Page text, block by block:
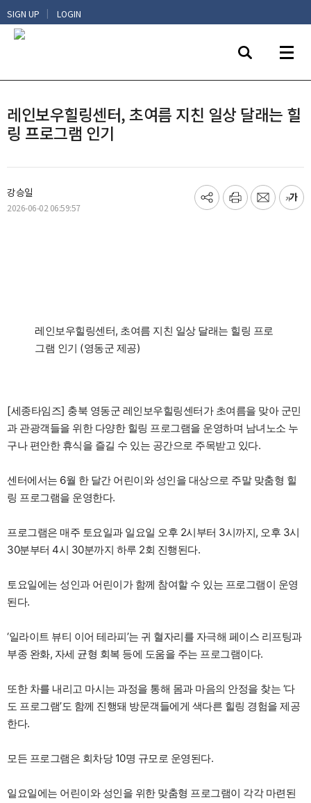
SIGN UP | LOGIN
레인보우힐링센터, 초여름 지친 일상 달래는 힐
링 프로그램 인기
강승일
2026-06-02 06:59:57
기
프
메
글
레인보우힐링센터, 초여름 지친 일상 달래는 힐링 프로
그램 인기 (영동군 제공)
[세종타임즈] 충북 영동군 레인보우힐링센터가 초여름을 맞아 군민
과 관광객들을 위한 다양한 힐링 프로그램을 운영하며 남녀노소 누
구나 편안한 휴식을 즐길 수 있는 공간으로 주목받고 있다.
센터에서는 6월 한 달간 어린이와 성인을 대상으로 주말 맞춤형 힐
링 프로그램을 운영한다.
프로그램은 매주 토요일과 일요일 오후 2시부터 3시까지, 오후 3시
30분부터 4시 30분까지 하루 2회 진행된다.
토요일에는 성인과 어린이가 함께 참여할 수 있는 프로그램이 운영
된다.
‘일라이트 뷰티 이어 테라피’는 귀 혈자리를 자극해 페이스 리프팅과
부종 완화, 자세 균형 회복 등에 도움을 주는 프로그램이다.
또한 차를 내리고 마시는 과정을 통해 몸과 마음의 안정을 찾는 ‘다
도 프로그램’도 함께 진행돼 방문객들에게 색다른 힐링 경험을 제공
한다.
모든 프로그램은 회차당 10명 규모로 운영된다.
일요일에는 어린이와 성인을 위한 맞춤형 프로그램이 각각 마련된